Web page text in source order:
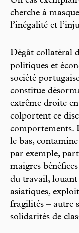
cherche à
l’inégalité et
Dégât collatéral
politiques et
société
constitue
extrême droite
colportent ce
comportements.
le bas,
par exemple,
maigres
du travail, louant
asiatiques,
fragilités – autre
solidarités de